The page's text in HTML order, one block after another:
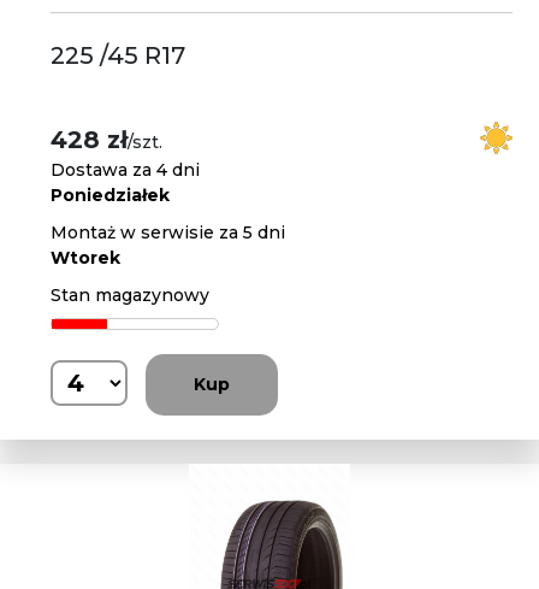
225 /45 R17
428 zł/szt.
Dostawa za 4 dni
Poniedziałek
Montaż w serwisie za 5 dni
Wtorek
Stan magazynowy
Kup